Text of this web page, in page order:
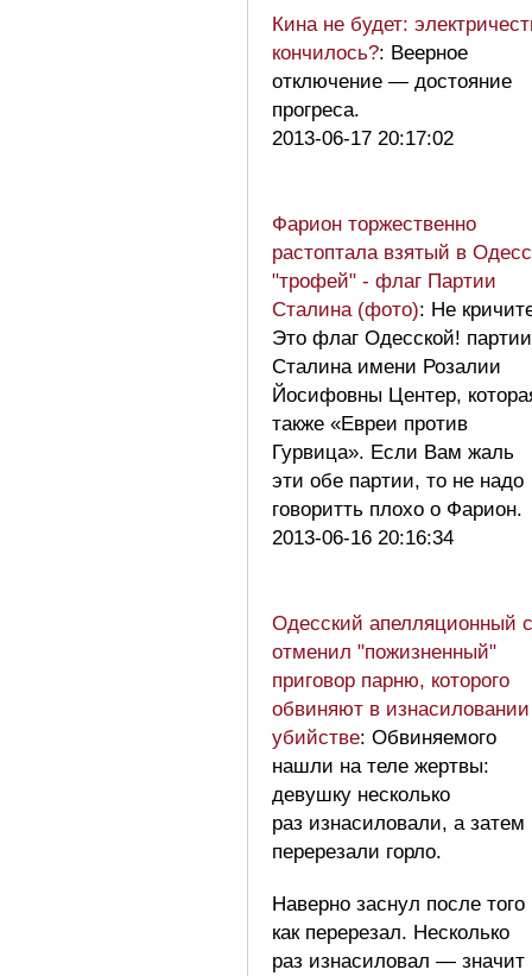
Кина не будет:
кончилось?: Веерное
отключение — достояние
прогреса.
2013-06-17 20:17:02
Фарион торжественно
растоптала взятый в
"трофей" - флаг Партии
Сталина (фото): Не
Это флаг Одесской! партии
Сталина имени Розалии
Йосифовны Центер,
также «Евреи против
Гурвица». Если Вам жаль
эти обе партии, то не надо
говоритть плохо о
2013-06-16 20:16:34
Одесский апелляционный
отменил "пожизненный"
приговор парню, которого
обвиняют в
убийстве: Обвиняемого
нашли на теле жертвы:
девушку несколько
раз изнасиловали, а затем
перерезали горло.
Наверно заснул после того
как перерезал. Несколько
раз изнасиловал — значит